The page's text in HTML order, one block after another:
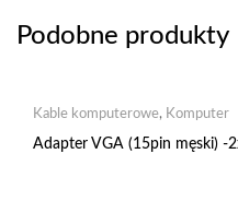
Podobne produkty
Kable komputerowe, Komputer
Adapter VGA (15pin męski) -